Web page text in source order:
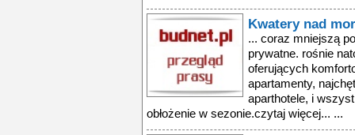
Kwatery nad
... coraz mniejszą
prywatne. rośnie
oferujących
apartamenty,
aparthotele, i
obłożenie w sezonie.czytaj więcej... ...